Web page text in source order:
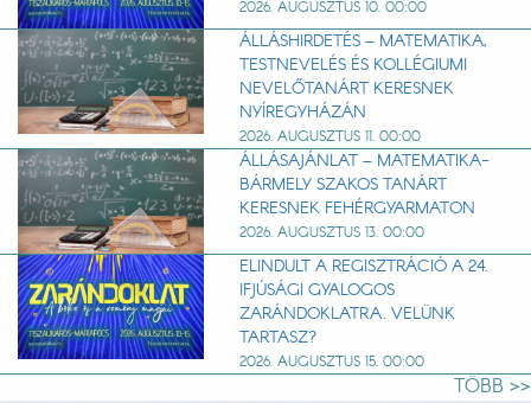
2026. AUGUSZTUS 10. 00:00
ÁLLÁSHIRDETÉS – MATEMATIKA,
TESTNEVELÉS ÉS KOLLÉGIUMI
NEVELŐTANÁRT KERESNEK
NYÍREGYHÁZÁN
2026. AUGUSZTUS 11. 00:00
ÁLLÁSAJÁNLAT – MATEMATIKA-
BÁRMELY SZAKOS TANÁRT
KERESNEK FEHÉRGYARMATON
2026. AUGUSZTUS 13. 00:00
ELINDULT A REGISZTRÁCIÓ A 24.
IFJÚSÁGI GYALOGOS
ZARÁNDOKLATRA. VELÜNK
TARTASZ?
2026. AUGUSZTUS 15. 00:00
TÖBB >>